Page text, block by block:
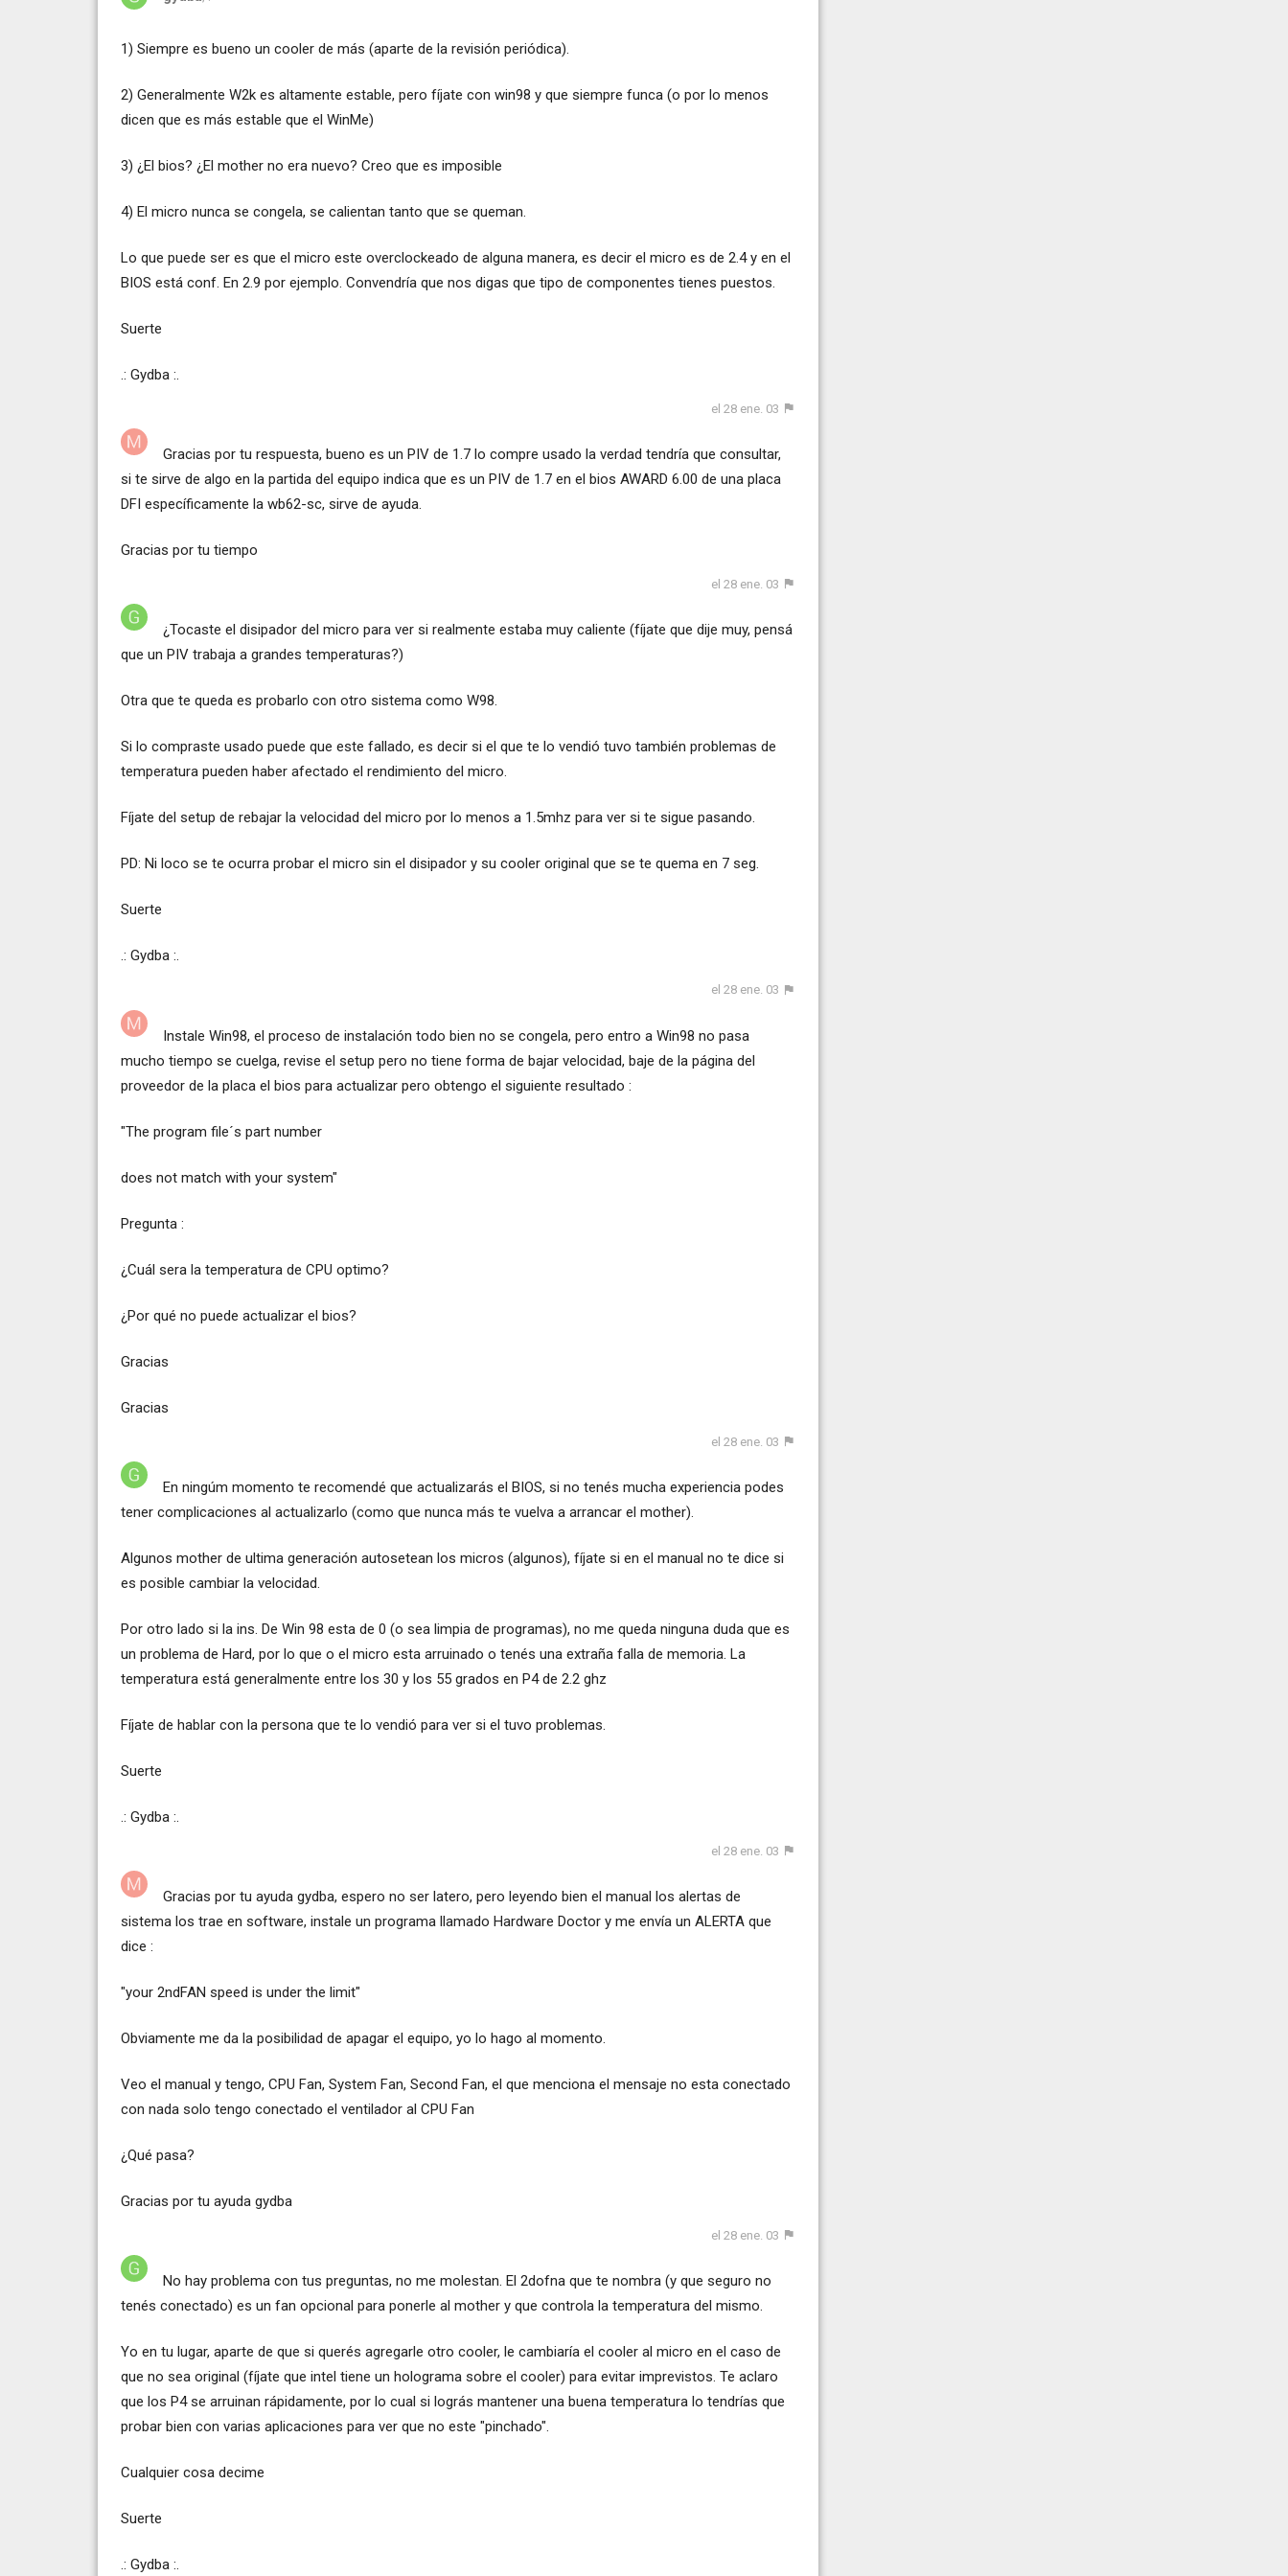
1) Siempre es bueno un cooler de más (aparte de la revisión periódica).
2) Generalmente W2k es altamente estable, pero fíjate con win98 y que siempre funca (o por lo menos
dicen que es más estable que el WinMe)
3) ¿El bios? ¿El mother no era nuevo? Creo que es imposible
4) El micro nunca se congela, se calientan tanto que se queman.
Lo que puede ser es que el micro este overclockeado de alguna manera, es decir el micro es de 2.4 y en el
BIOS está conf. En 2.9 por ejemplo. Convendría que nos digas que tipo de componentes tienes puestos.
Suerte
.: Gydba :.
el 28 ene. 03
Gracias por tu respuesta, bueno es un PIV de 1.7 lo compre usado la verdad tendría que consultar,
si te sirve de algo en la partida del equipo indica que es un PIV de 1.7 en el bios AWARD 6.00 de una placa
DFI específicamente la wb62-sc, sirve de ayuda.
Gracias por tu tiempo
el 28 ene. 03
¿Tocaste el disipador del micro para ver si realmente estaba muy caliente (fíjate que dije muy, pensá
que un PIV trabaja a grandes temperaturas?)
Otra que te queda es probarlo con otro sistema como W98.
Si lo compraste usado puede que este fallado, es decir si el que te lo vendió tuvo también problemas de
temperatura pueden haber afectado el rendimiento del micro.
Fíjate del setup de rebajar la velocidad del micro por lo menos a 1.5mhz para ver si te sigue pasando.
PD: Ni loco se te ocurra probar el micro sin el disipador y su cooler original que se te quema en 7 seg.
Suerte
.: Gydba :.
el 28 ene. 03
Instale Win98, el proceso de instalación todo bien no se congela, pero entro a Win98 no pasa
mucho tiempo se cuelga, revise el setup pero no tiene forma de bajar velocidad, baje de la página del
proveedor de la placa el bios para actualizar pero obtengo el siguiente resultado :
"The program file´s part number
does not match with your system"
Pregunta :
¿Cuál sera la temperatura de CPU optimo?
¿Por qué no puede actualizar el bios?
Gracias
Gracias
el 28 ene. 03
En ningúm momento te recomendé que actualizarás el BIOS, si no tenés mucha experiencia podes
tener complicaciones al actualizarlo (como que nunca más te vuelva a arrancar el mother).
Algunos mother de ultima generación autosetean los micros (algunos), fíjate si en el manual no te dice si
es posible cambiar la velocidad.
Por otro lado si la ins. De Win 98 esta de 0 (o sea limpia de programas), no me queda ninguna duda que es
un problema de Hard, por lo que o el micro esta arruinado o tenés una extraña falla de memoria. La
temperatura está generalmente entre los 30 y los 55 grados en P4 de 2.2 ghz
Fíjate de hablar con la persona que te lo vendió para ver si el tuvo problemas.
Suerte
.: Gydba :.
el 28 ene. 03
Gracias por tu ayuda gydba, espero no ser latero, pero leyendo bien el manual los alertas de
sistema los trae en software, instale un programa llamado Hardware Doctor y me envía un ALERTA que
dice :
"your 2ndFAN speed is under the limit"
Obviamente me da la posibilidad de apagar el equipo, yo lo hago al momento.
Veo el manual y tengo, CPU Fan, System Fan, Second Fan, el que menciona el mensaje no esta conectado
con nada solo tengo conectado el ventilador al CPU Fan
¿Qué pasa?
Gracias por tu ayuda gydba
el 28 ene. 03
No hay problema con tus preguntas, no me molestan. El 2dofna que te nombra (y que seguro no
tenés conectado) es un fan opcional para ponerle al mother y que controla la temperatura del mismo.
Yo en tu lugar, aparte de que si querés agregarle otro cooler, le cambiaría el cooler al micro en el caso de
que no sea original (fíjate que intel tiene un holograma sobre el cooler) para evitar imprevistos. Te aclaro
que los P4 se arruinan rápidamente, por lo cual si lográs mantener una buena temperatura lo tendrías que
probar bien con varias aplicaciones para ver que no este "pinchado".
Cualquier cosa decime
Suerte
.: Gydba :.